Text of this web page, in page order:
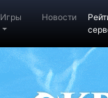
Игры Новости